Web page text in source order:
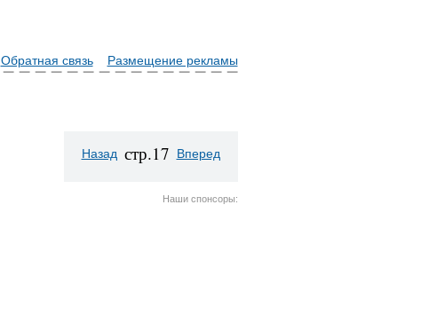
Обратная связь Размещение рекламы
Назад стр.17 Вперед
Наши спонсоры: